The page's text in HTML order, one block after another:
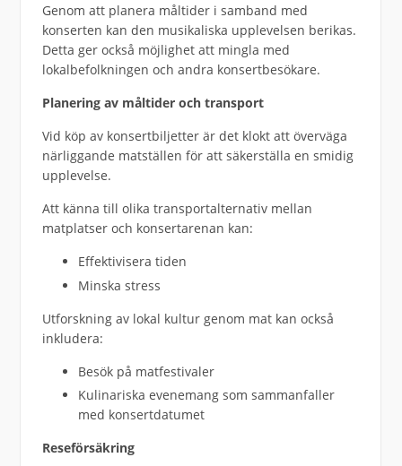
Genom att planera måltider i samband med
konserten kan den musikaliska upplevelsen berikas.
Detta ger också möjlighet att mingla med
lokalbefolkningen och andra konsertbesökare.
Planering av måltider och transport
Vid köp av konsertbiljetter är det klokt att överväga
närliggande matställen för att säkerställa en smidig
upplevelse.
Att känna till olika transportalternativ mellan
matplatser och konsertarenan kan:
Effektivisera tiden
Minska stress
Utforskning av lokal kultur genom mat kan också
inkludera:
Besök på matfestivaler
Kulinariska evenemang som sammanfaller
med konsertdatumet
Reseförsäkring